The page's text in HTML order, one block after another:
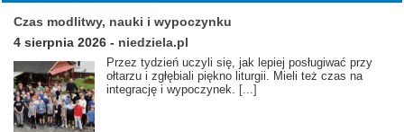
Czas modlitwy, nauki i wypoczynku
4 sierpnia 2026 - niedziela.pl
Przez tydzień uczyli się, jak lepiej posługiwać przy
ołtarzu i zgłębiali piękno liturgii. Mieli też czas na
integrację i wypoczynek. [...]